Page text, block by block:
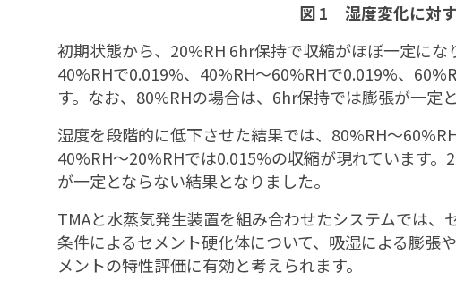
図 1 湿度変化に対
初期状態から、20%RH 6hr保持で収縮がほぼ一定にな
40%RHで0.019%、40%RH～60%RHで0.019%、
す。なお、80%RHの場合は、6hr保持では膨張が一定
湿度を段階的に低下させた結果では、80%RH～
40%RH～20%RHでは0.015%の収縮が現れています
が一定とならない結果となりました。
TMAと水蒸気発生装置を組み合わせたシステムでは
条件によるセメント硬化体について、吸湿による膨張
メントの特性評価に有効と考えられます。